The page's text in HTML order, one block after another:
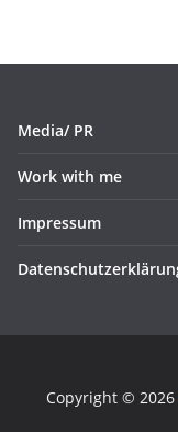
Media/ PR
Work with me
Impressum
Copyright © 2026